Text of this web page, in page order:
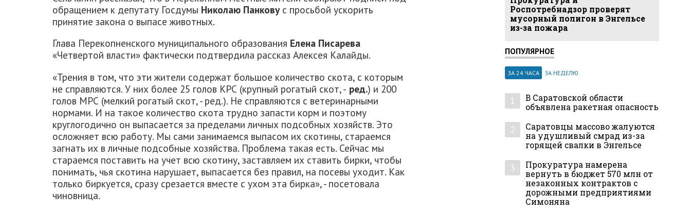
обращением к депутату Госдумы Николаю Панковус просьбой ускорить
принятие закона о выпасе животных.
Глава Перекопненского муниципального образования Елена Писарева
«Четвертой власти» фактически подтвердила рассказ Алексея Калайды.
«Трения в том, что эти жители содержат большое количество скота, с которым
не справляются. У них более 25 голов КРС (крупный рогатый скот, - ред.) и 200
голов МРС (мелкий рогатый скот, - ред.). Не справляются с ветеринарными
нормами. И на такое количество скота трудно запасти корм и поэтому
круглогодично он выпасается за пределами личных подсобных хозяйств. Это
осложняет всю работу. Мы сами занимаемся выпасом их скотины, стараемся
загнать их в личные подсобные хозяйства. Проблема такая есть. Сейчас мы
стараемся поставить на учет всю скотину, заставляем их ставить бирки, чтобы
понимать, чья скотина нарушает, выпасается без правил, на посевы уходит. Как
только биркуется, сразу срезается вместе с ухом эта бирка», - посетовала
чиновница.
Роспотребнадзор проверят
мусорный полигон в Энгельсе
из-за пожара
ПОПУЛЯРНОЕ
ЗА 24 ЧАСА ЗА НЕДЕЛЮ
1
В Саратовской области
объявлена ракетная опасность
2
Саратовцы массово жалуются
на удушливый смрад из-за
горящей свалки в Энгельсе
3
Прокуратура намерена
вернуть в бюджет 570 млн от
незаконных контрактов с
дорожными предприятиями
Симоняна